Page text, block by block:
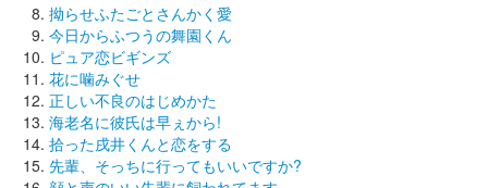
拗らせふたごとさんかく愛
今日からふつうの舞園くん
ピュア恋ビギンズ
花に噛みぐせ
正しい不良のはじめかた
海老名に彼氏は早ぇから!
拾った戌井くんと恋をする
先輩、そっちに行ってもいいですか?